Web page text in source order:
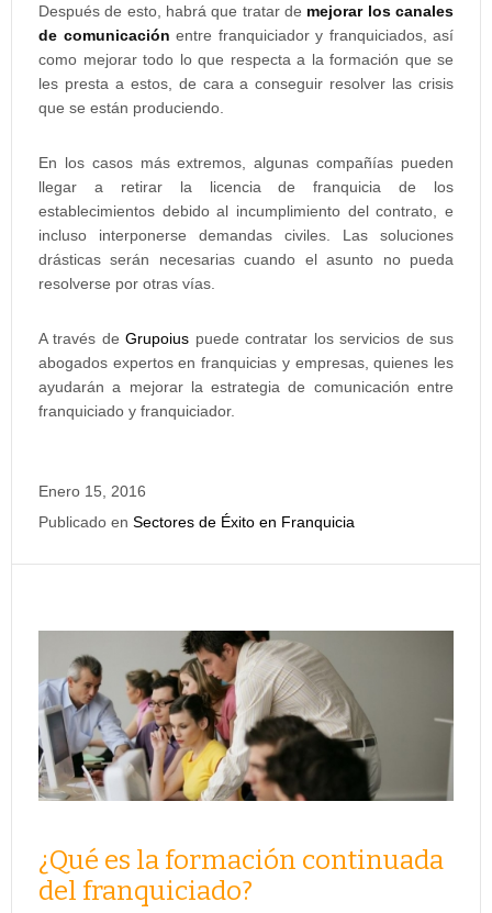
Después de esto, habrá que tratar de mejorar los canales
de comunicación entre franquiciador y franquiciados, así
como mejorar todo lo que respecta a la formación que se
les presta a estos, de cara a conseguir resolver las crisis
que se están produciendo.
En los casos más extremos, algunas compañías pueden
llegar a retirar la licencia de franquicia de los
establecimientos debido al incumplimiento del contrato, e
incluso interponerse demandas civiles. Las soluciones
drásticas serán necesarias cuando el asunto no pueda
resolverse por otras vías.
A través deGrupoius puede contratar los servicios de sus
abogados expertos en franquicias y empresas, quienes les
ayudarán a mejorar la estrategia de comunicación entre
franquiciado y franquiciador.
Enero 15, 2016
Publicado en Sectores de Éxito en Franquicia
¿Qué es la formación continuada
del franquiciado?